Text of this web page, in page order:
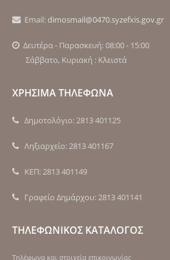
Email:dimosmail@0470.syzefxis.gov.gr
Δευτέρα - Παρασκευή: 08:00 - 15:00
Σάββατο, Κυριακή : Κλειστά
ΧΡΗΣΙΜΑ ΤΗΛΕΦΩΝΑ
Δημοτολόγιο: 2813 401125
Ληξιαρχείο: 2813 401167
ΚΕΠ: 2813 401149
Γραφείο Δημάρχου: 2813 401141
ΤΗΛΕΦΩΝΙΚΟΣ ΚΑΤΑΛΟΓΟΣ
Τηλέφωνα και στοιχεία επικοινωνίας